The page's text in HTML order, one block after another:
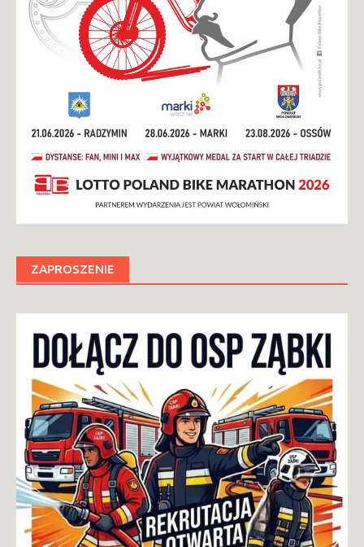
ZAPROSZENIE